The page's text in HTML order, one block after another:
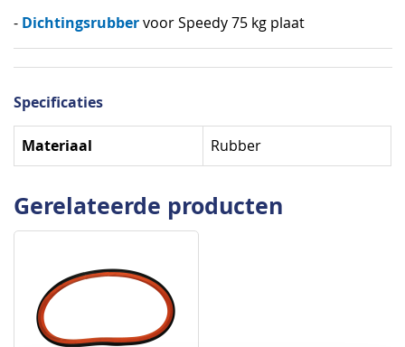
- Dichtingsrubbervoor Speedy 75 kg plaat
Specificaties
Specificaties
Materiaal Rubber
Gerelateerde producten